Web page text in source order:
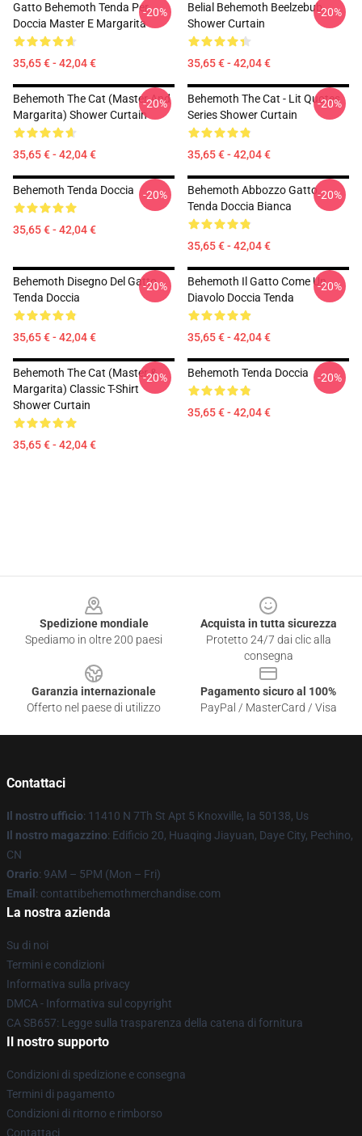
Gatto Behemoth Tenda Per
Doccia Master E Margarita
35,65 € - 42,04 €
-20%
Belial Behemoth Beelzebub
Shower Curtain
35,65 € - 42,04 €
-20%
Behemoth The Cat (Master And
Margarita) Shower Curtain
35,65 € - 42,04 €
-20%
Behemoth The Cat - Lit Quotes
Series Shower Curtain
35,65 € - 42,04 €
-20%
Behemoth Tenda Doccia
35,65 € - 42,04 €
-20%
Behemoth Abbozzo Gatto.
Tenda Doccia Bianca
35,65 € - 42,04 €
-20%
Behemoth Disegno Del Gatto
Tenda Doccia
35,65 € - 42,04 €
-20%
Behemoth Il Gatto Come Un
Diavolo Doccia Tenda
35,65 € - 42,04 €
-20%
Behemoth The Cat (Master &
Margarita) Classic T-Shirt
Shower Curtain
35,65 € - 42,04 €
-20% Behemoth Tenda Doccia
35,65 € - 42,04 €
-20%
Spedizione mondiale
Spediamo in oltre 200 paesi
Acquista in tutta sicurezza
Protetto 24/7 dai clic alla
consegna
Garanzia internazionale
Offerto nel paese di utilizzo
Pagamento sicuro al 100%
PayPal / MasterCard / Visa
Contattaci
Il nostro ufficio: 11410 N 7Th St Apt 5 Knoxville, Ia 50138, Us
Il nostro magazzino: Edificio 20, Huaqing Jiayuan, Daye City, Pechino,
CN
Orario: 9AM – 5PM (Mon – Fri)
Email : contattibehemothmerchandise.com
La nostra azienda
Su di noi
Termini e condizioni
Informativa sulla privacy
DMCA - Informativa sul copyright
CA SB657: Legge sulla trasparenza della catena di fornitura
Il nostro supporto
Condizioni di spedizione e consegna
Termini di pagamento
Condizioni di ritorno e rimborso
Contattaci